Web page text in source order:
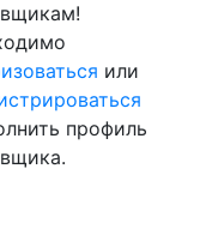
или
профиль